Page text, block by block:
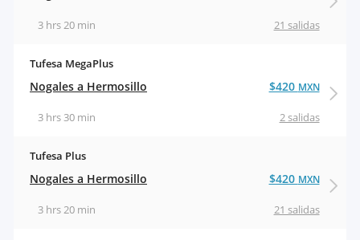
21 salidas
3 hrs 20 min
Tufesa MegaPlus
Nogales a Hermosillo
2 salidas
3 hrs 30 min
$420 MXN
Tufesa Plus
Nogales a Hermosillo
21 salidas
3 hrs 20 min
$420 MXN